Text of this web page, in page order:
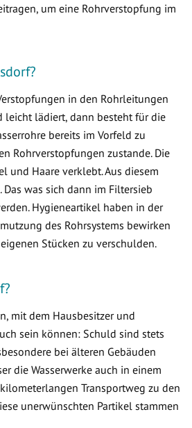
um eine Rohrverstopfung im
in den Rohrleitungen
leicht lädiert, dann besteht für die
bereits im Vorfeld zu
Rohrverstopfungen zustande. Die
und Haare verklebt. Aus diesem
was sich dann im Filtersieb
Hygieneartikel haben in der
des Rohrsystems bewirken
Stücken zu verschulden.
mit dem Hausbesitzer und
sein können: Schuld sind stets
bei älteren Gebäuden
die Wasserwerke auch in einem
Transportweg zu den
unerwünschten Partikel stammen